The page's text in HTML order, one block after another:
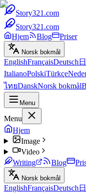
Story321.com
Story321.com
Hjem
Blog Priser
Norsk bokmål
EnglishFrançaisDeutsch
ItalianoPolskiTürkçe
ไทยDanskNorsk bokmål
Menu
Menu
Hjem
Image
Video
Writing
Blog
Norsk bokmål
EnglishFrançaisDeutsch